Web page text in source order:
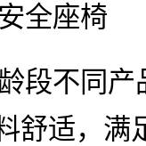
全座椅
段不同
舒适，满